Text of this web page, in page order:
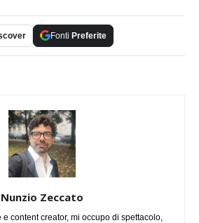
Fonti Preferite
Nunzio Zeccato
content creator, mi occupo di spettacolo,